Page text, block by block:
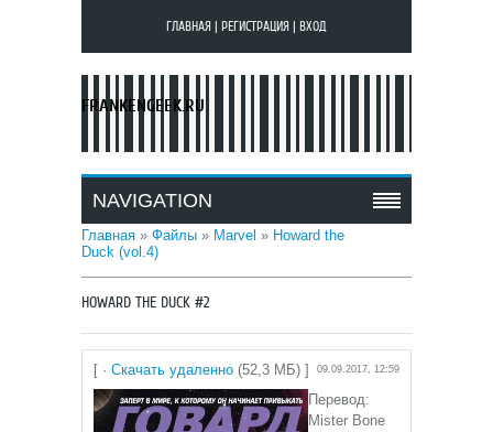
ГЛАВНАЯ РЕГИСТРАЦИЯ ВХОД
FRANKENGEEK.RU
NAVIGATION
Главная » Файлы » Marvel » Howard the
Duck (vol.4)
HOWARD THE DUCK #2
[ · Скачать удаленно (52,3 МБ) ] 09.09.2017, 12:59
Перевод:
Mister Bone